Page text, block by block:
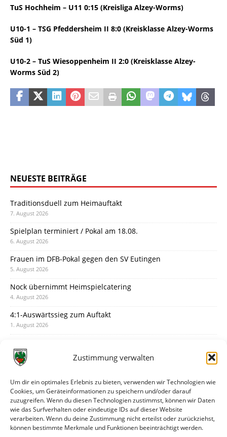
Zustimmung verwalten
Um dir ein optimales Erlebnis zu bieten, verwenden wir Technologien wie
Cookies, um Geräteinformationen zu speichern und/oder darauf
zuzugreifen. Wenn du diesen Technologien zustimmst, können wir Daten
wie das Surfverhalten oder eindeutige IDs auf dieser Website
verarbeiten. Wenn du deine Zustimmung nicht erteilst oder zurückziehst,
können bestimmte Merkmale und Funktionen beeinträchtigt werden.
TuS Hochheim – U11 0:15 (Kreisliga Alzey-Worms)
U10-1 – TSG Pfeddersheim II 8:0 (Kreisklasse Alzey-Worms
Süd 1)
U10-2 – TuS Wiesoppenheim II 2:0 (Kreisklasse Alzey-
Worms Süd 2)
NEUESTE BEITRÄGE
Traditionsduell zum Heimauftakt
7. August 2026
Spielplan terminiert / Pokal am 18.08.
6. August 2026
Frauen im DFB-Pokal gegen den SV Eutingen
5. August 2026
Nock übernimmt Heimspielcatering
4. August 2026
4:1-Auswärtssieg zum Auftakt
1. August 2026
31. Juli 2026
30. Juli 2026
Deine Spielminute: 89+1
28. Juli 2026
Neuer Rückensponsor